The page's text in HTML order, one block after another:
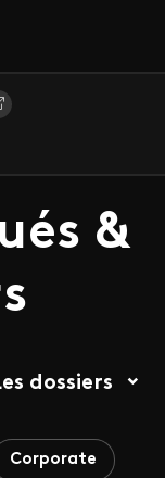
&
dossiers
Corporate